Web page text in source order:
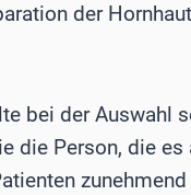
der
bei der Auswahl
die Person, die es